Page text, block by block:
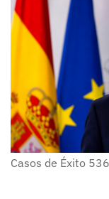
Casos de Éxito 536